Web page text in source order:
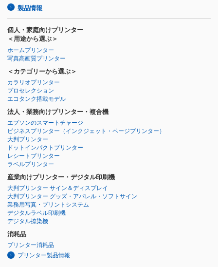
製品情報
個人・家庭向けプリンター
＜用途から選ぶ＞
ホームプリンター
写真高画質プリンター
＜カテゴリーから選ぶ＞
カラリオプリンター
プロセレクション
エコタンク搭載モデル
法人・業務向けプリンター・複合機
エプソンのスマートチャージ
ビジネスプリンター （インクジェット・ページプリンター）
大判プリンター
ドットインパクトプリンター
レシートプリンター
ラベルプリンター
産業向けプリンター・デジタル印刷機
大判プリンター サイン＆ディスプレイ
大判プリンター グッズ・アパレル・ソフトサイン
業務用写真・プリントシステム
デジタルラベル印刷機
デジタル捺染機
消耗品
プリンター消耗品
プリンター製品情報